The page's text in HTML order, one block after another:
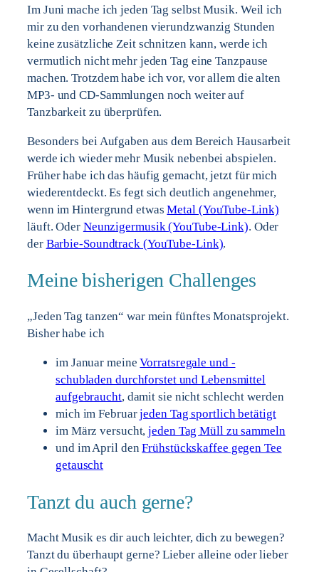
Im Juni mache ich jeden Tag selbst Musik. Weil ich
mir zu den vorhandenen vierundzwanzig Stunden
keine zusätzliche Zeit schnitzen kann, werde ich
vermutlich nicht mehr jeden Tag eine Tanzpause
machen. Trotzdem habe ich vor, vor allem die alten
MP3- und CD-Sammlungen noch weiter auf
Tanzbarkeit zu überprüfen.
Besonders bei Aufgaben aus dem Bereich Hausarbeit
werde ich wieder mehr Musik nebenbei abspielen.
Früher habe ich das häufig gemacht, jetzt für mich
wiederentdeckt. Es fegt sich deutlich angenehmer,
wenn im Hintergrund etwasMetal (YouTube-Link)
läuft. Oder Neunzigermusik (YouTube-Link). Oder
der Barbie-Soundtrack (YouTube-Link).
Meine bisherigen Challenges
„Jeden Tag tanzen“ war mein fünftes Monatsprojekt.
Bisher habe ich
im Januar meineVorratsregale und -
schubladen durchforstet und Lebensmittel
aufgebraucht, damit sie nicht schlecht werden
mich im Februarjeden Tag sportlich betätigt
im März versucht,jeden Tag Müll zu sammeln
und im April denFrühstückskaffee gegen Tee
getauscht
Tanzt du auch gerne?
Macht Musik es dir auch leichter, dich zu bewegen?
Tanzt du überhaupt gerne? Lieber alleine oder lieber